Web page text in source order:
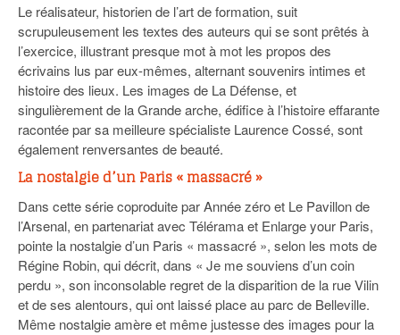
Le réalisateur, historien de l’art de formation, suit
scrupuleusement les textes des auteurs qui se sont prêtés à
l’exercice, illustrant presque mot à mot les propos des
écrivains lus par eux-mêmes, alternant souvenirs intimes et
histoire des lieux. Les images de La Défense, et
singulièrement de la Grande arche, édifice à l’histoire effarante
racontée par sa meilleure spécialiste Laurence Cossé, sont
également renversantes de beauté.
La nostalgie d’un Paris « massacré »
Dans cette série coproduite par Année zéro et Le Pavillon de
l’Arsenal, en partenariat avec Télérama et Enlarge your Paris,
pointe la nostalgie d’un Paris « massacré », selon les mots de
Régine Robin, qui décrit, dans « Je me souviens d’un coin
perdu », son inconsolable regret de la disparition de la rue Vilin
et de ses alentours, qui ont laissé place au parc de Belleville.
Même nostalgie amère et même justesse des images pour la